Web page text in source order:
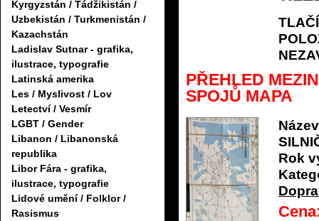
Kyrgyzstán / Tádžikistán /
Uzbekistán / Turkmenistán /
Kazachstán
Ladislav Sutnar - grafika,
ilustrace, typografie
Latinská amerika
Les / Myslivost / Lov
Letectví / Vesmír
LGBT / Gender
Libanon / Libanonská
republika
Libor Fára - grafika,
ilustrace, typografie
Lidové umění / Folklor /
Rasismus
PŘEHLED
SPOJŮ MAPA
Rok